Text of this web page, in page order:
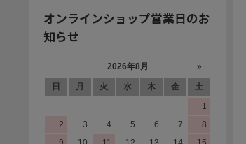
オンラインショップ営業日のお
知らせ